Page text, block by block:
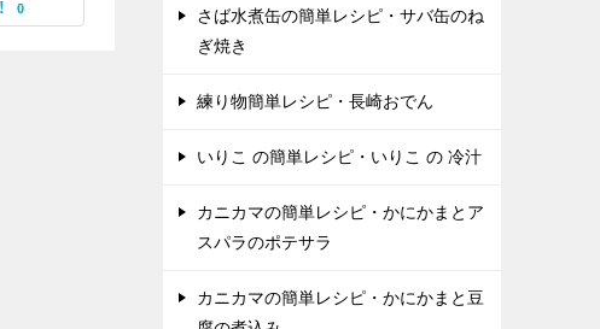
0
さば水煮缶の簡単レシピ・サバ缶のね
ぎ焼き
練り物簡単レシピ・長崎おでん
いりこ の簡単レシピ・いりこ の 冷汁
カニカマの簡単レシピ・かにかまとア
スパラのポテサラ
カニカマの簡単レシピ・かにかまと豆